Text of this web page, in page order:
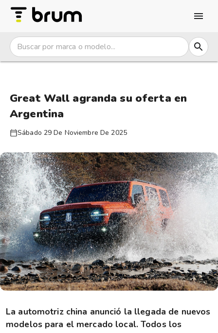
Great Wall agranda su oferta en
Argentina
Sábado 29 De Noviembre De 2025
La automotriz china anunció la llegada de nuevos
modelos para el mercado local. Todos los